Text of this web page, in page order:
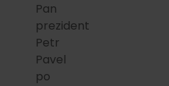
Pan
prezident
Petr
Pavel
po